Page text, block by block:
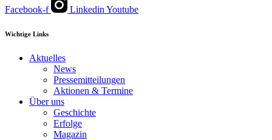
Facebook-f Linkedin Youtube
Wichtige Links
Aktuelles
News
Pressemitteilungen
Aktionen & Termine
Über uns
Geschichte
Erfolge
Magazin